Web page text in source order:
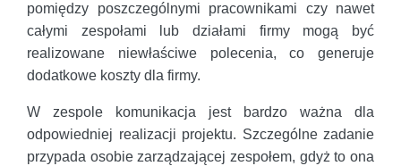
pomiędzy poszczególnymi pracownikami czy nawet
całymi zespołami lub działami firmy mogą być
realizowane niewłaściwe polecenia, co generuje
dodatkowe koszty dla firmy.
W zespole komunikacja jest bardzo ważna dla
odpowiedniej realizacji projektu. Szczególne zadanie
przypada osobie zarządzającej zespołem, gdyż to ona